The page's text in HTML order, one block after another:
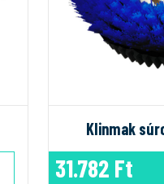
Klinmak
31.782 Ft